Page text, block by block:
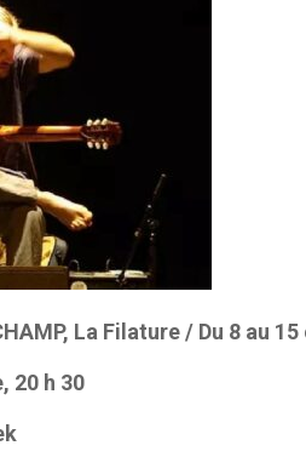
La Filature / Du 8 au
20 h 30